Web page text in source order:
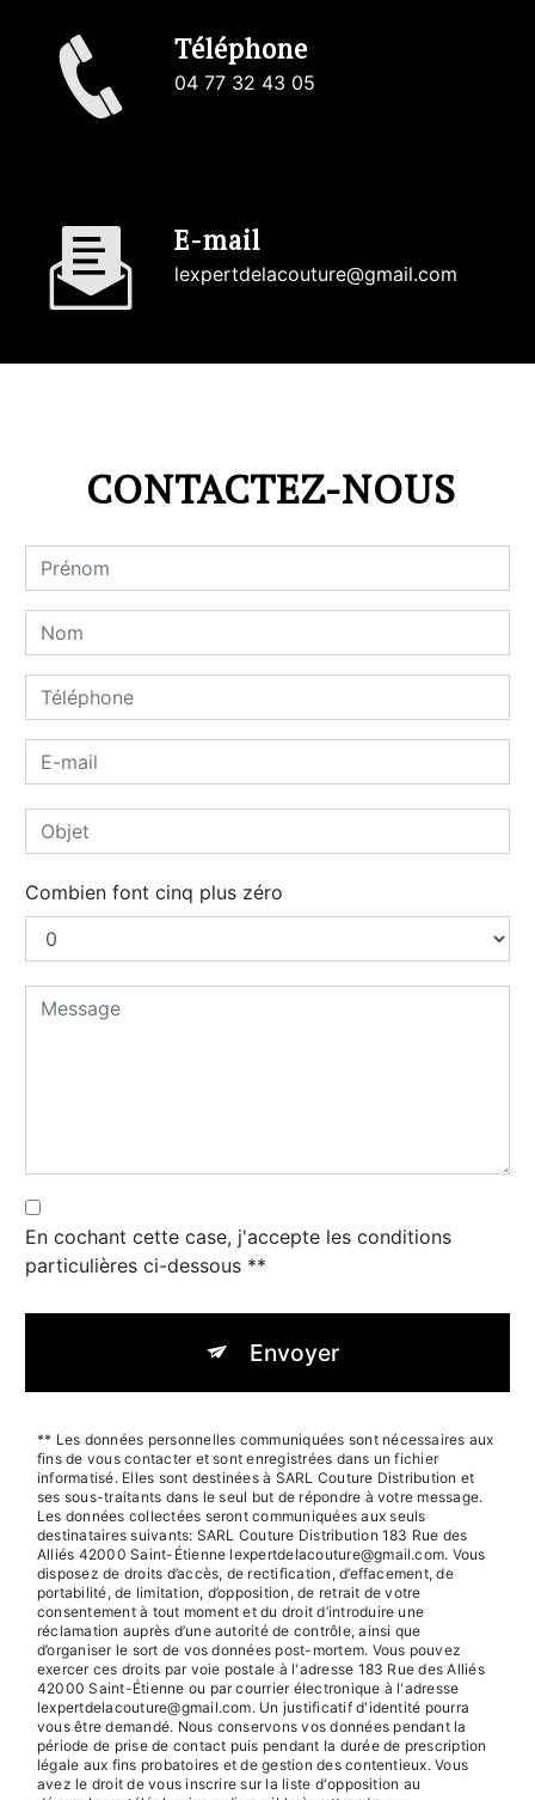
Téléphone
04 77 32 43 05
E-mail
lexpertdelacouture@gmail.com
CONTACTEZ-NOUS
Combien font cinq plus zéro
En cochant cette case, j'accepte les conditions
particulières ci-dessous **
Envoyer
** Les données personnelles communiquées sont nécessaires aux
fins de vous contacter et sont enregistrées dans un fichier
informatisé. Elles sont destinées à SARL Couture Distribution et
ses sous-traitants dans le seul but de répondre à votre message.
Les données collectées seront communiquées aux seuls
destinataires suivants: SARL Couture Distribution 183 Rue des
Alliés 42000 Saint-Étienne lexpertdelacouture@gmail.com. Vous
disposez de droits d’accès, de rectification, d’effacement, de
portabilité, de limitation, d’opposition, de retrait de votre
consentement à tout moment et du droit d’introduire une
réclamation auprès d’une autorité de contrôle, ainsi que
d’organiser le sort de vos données post-mortem. Vous pouvez
exercer ces droits par voie postale à l'adresse 183 Rue des Alliés
42000 Saint-Étienne ou par courrier électronique à l'adresse
lexpertdelacouture@gmail.com. Un justificatif d'identité pourra
vous être demandé. Nous conservons vos données pendant la
période de prise de contact puis pendant la durée de prescription
légale aux fins probatoires et de gestion des contentieux. Vous
avez le droit de vous inscrire sur la liste d'opposition au